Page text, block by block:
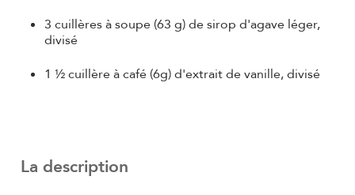
3 cuillères à soupe (63 g) de sirop d'agave léger,
divisé
1 ½ cuillère à café (6g) d'extrait de vanille, divisé
La description